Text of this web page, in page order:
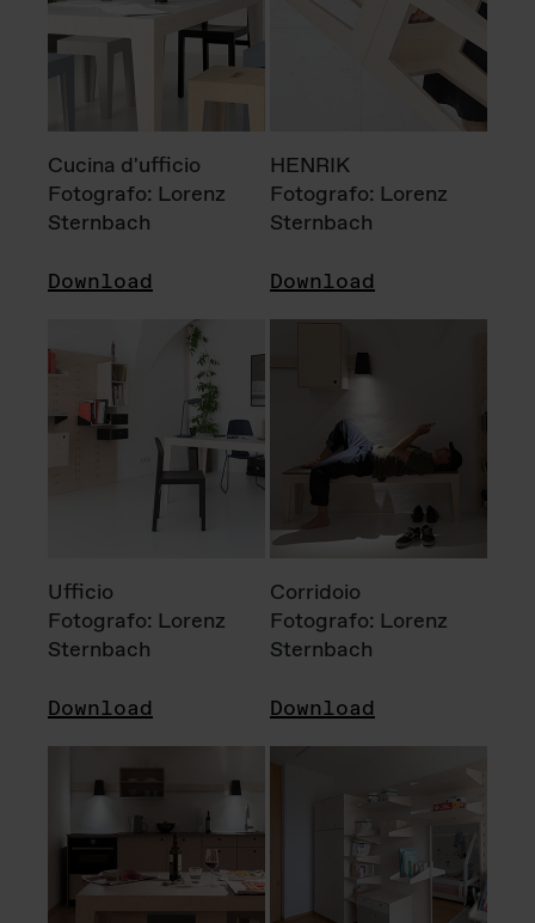
Cucina d'ufficio
Fotografo: Lorenz
Sternbach
Download
HENRIK
Fotografo: Lorenz
Sternbach
Download
Ufficio
Fotografo: Lorenz
Sternbach
Download
Corridoio
Fotografo: Lorenz
Sternbach
Download